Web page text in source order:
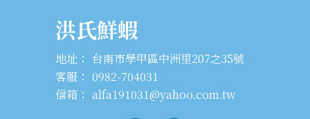
洪氏鮮蝦
地址： 台南市學甲區中洲里207之35號
客服： 0982-704031
信箱： alfa191031@yahoo.com.tw